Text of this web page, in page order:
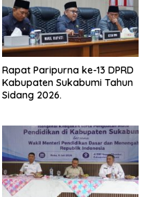
Rapat Paripurna ke-13 DPRD
Kabupaten Sukabumi Tahun
Sidang 2026.